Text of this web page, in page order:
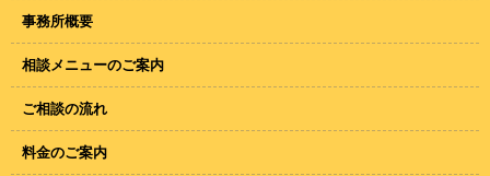
事務所概要
相談メニューのご案内
ご相談の流れ
料金のご案内